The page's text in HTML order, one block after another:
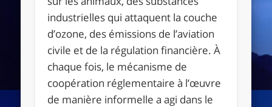
industrielles qui attaquent la couche
d’ozone, des émissions de l’aviation
civile et de la régulation financière. À
chaque fois, le mécanisme de
coopération réglementaire à l’œuvre
de manière informelle a agi dans le